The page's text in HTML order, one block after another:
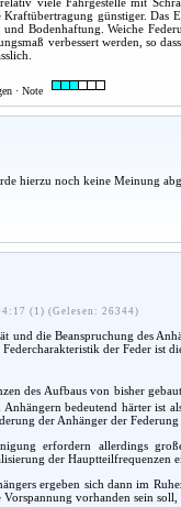
günstiger.
Bodenhaftung. Weiche
verbessert werden, so
· Note
hierzu noch keine Meinung
(1) (Gelesen: 26344)
und die Beanspruchung des
der Feder ist
des Aufbaus von bisher
bedeutend härter ist
der Anhänger der Federung
erfordern allerdings
der
ergeben sich dann im
vorhanden sein